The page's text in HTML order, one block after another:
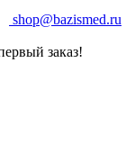
shop@bazismed.ru
заказ!